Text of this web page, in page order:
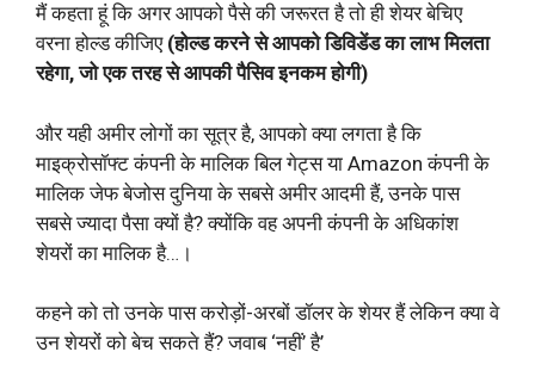
मैं कहता हूं कि अगर आपको पैसे की जरूरत है तो ही शेयर बेचिए
वरना होल्ड कीजिए (होल्ड करने से आपको डिविडेंड का लाभ मिलता
रहेगा, जो एक तरह से आपकी पैसिव इनकम होगी)
और यही अमीर लोगों का सूत्र है, आपको क्या लगता है कि
माइक्रोसॉफ्ट कंपनी के मालिक बिल गेट्स या Amazon कंपनी के
मालिक जेफ बेजोस दुनिया के सबसे अमीर आदमी हैं, उनके पास
सबसे ज्यादा पैसा क्यों है? क्योंकि वह अपनी कंपनी के अधिकांश
शेयरों का मालिक है…।
कहने को तो उनके पास करोड़ों-अरबों डॉलर के शेयर हैं लेकिन क्या वे
उन शेयरों को बेच सकते हैं? जवाब ‘नहीं’ है’